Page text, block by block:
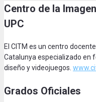
Centro de la
UPC
El CITM es un centro
Catalunya especializado en
diseño y videojuegos.
Grados Oficiales